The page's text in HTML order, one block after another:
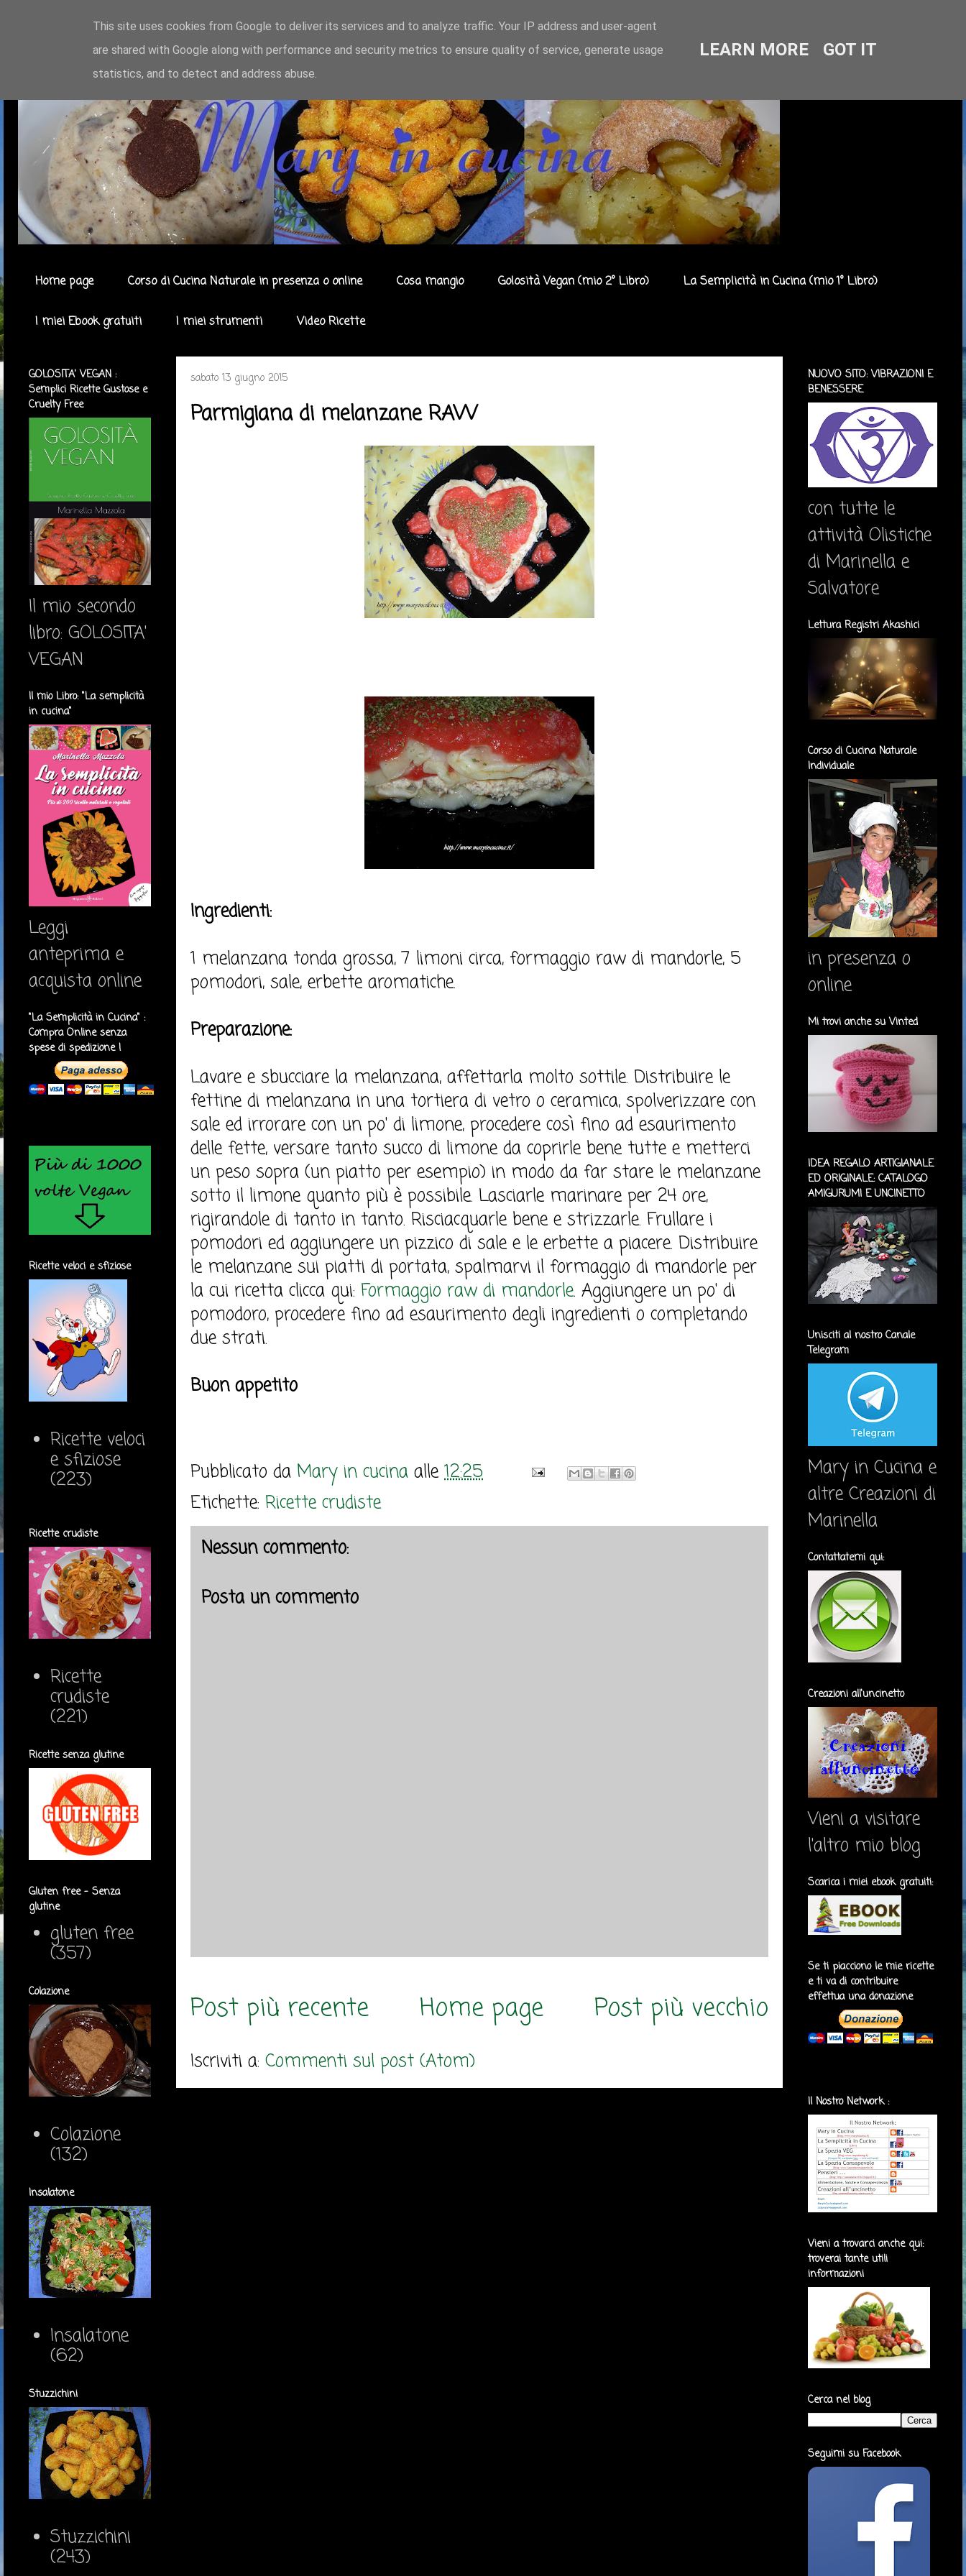
Home page Corso di Cucina Naturale in presenza o online Cosa mangio Golosità Vegan (mio 2° Libro) La Semplicità in Cucina (mio 1° Libro)
I miei Ebook gratuiti I miei strumenti Video Ricette
sabato 13 giugno 2015
Parmigiana di melanzane RAW
Ingredienti:
1 melanzana tonda grossa, 7 limoni circa, formaggio raw di mandorle, 5
pomodori, sale, erbette aromatiche.
Preparazione:
Lavare e sbucciare la melanzana, affettarla molto sottile. Distribuire le
fettine di melanzana in una tortiera di vetro o ceramica, spolverizzare con
sale ed irrorare con un po' di limone, procedere così fino ad esaurimento
delle fette, versare tanto succo di limone da coprirle bene tutte e metterci
un peso sopra (un piatto per esempio) in modo da far stare le melanzane
sotto il limone quanto più è possibile. Lasciarle marinare per 24 ore,
rigirandole di tanto in tanto. Risciacquarle bene e strizzarle. Frullare i
pomodori ed aggiungere un pizzico di sale e le erbette a piacere. Distribuire
le melanzane sui piatti di portata, spalmarvi il formaggio di mandorle per
la cui ricetta clicca qui: Formaggio raw di mandorle. Aggiungere un po' di
pomodoro, procedere fino ad esaurimento degli ingredienti o completando
due strati.
Buon appetito
Pubblicato da Mary in cucina alle 12:25
Etichette: Ricette crudiste
Nessun commento:
Posta un commento
Post più recente Post più vecchio
Home page
Iscriviti a: Commenti sul post (Atom)
GOLOSITA' VEGAN :
Semplici Ricette Gustose e
Cruelty Free
Il mio secondo
libro: GOLOSITA'
VEGAN
Il mio Libro: "La semplicità
in cucina"
Leggi
anteprima e
acquista online
"La Semplicità in Cucina" :
Compra Online senza
spese di spedizione !
Ricette veloci e sfiziose
Ricette veloci
e sfiziose
(223)
Ricette crudiste
Ricette
crudiste
(221)
Ricette senza glutine
Gluten free - Senza
glutine
gluten free
(357)
Colazione
Colazione
(132)
Insalatone
Insalatone
(62)
Stuzzichini
Stuzzichini
(243)
NUOVO SITO: VIBRAZIONI E
BENESSERE
con tutte le
attività Olistiche
di Marinella e
Salvatore
Lettura Registri Akashici
Corso di Cucina Naturale
Individuale
in presenza o
online
Mi trovi anche su Vinted
IDEA REGALO ARTIGIANALE
ED ORIGINALE: CATALOGO
AMIGURUMI E UNCINETTO
Unisciti al nostro Canale
Telegram
Mary in Cucina e
altre Creazioni di
Marinella
Contattatemi qui:
Creazioni all'uncinetto
Vieni a visitare
l'altro mio blog
Scarica i miei ebook gratuiti:
Se ti piacciono le mie ricette
e ti va di contribuire
effettua una donazione
Il Nostro Network :
Vieni a trovarci anche qui:
troverai tante utili
informazioni
Cerca nel blog
Seguimi su Facebook
This site uses cookies from Google to deliver its services and to analyze traffic. Your IP address and user-agent
are shared with Google along with performance and security metrics to ensure quality of service, generate usage
statistics, and to detect and address abuse.
LEARN MORE GOT IT